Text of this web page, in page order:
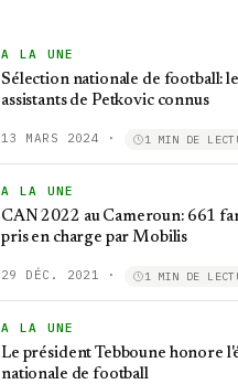
A LA UNE
Sélection nationale de football:
assistants de Petkovic connus
13 MARS 2024 · 1 MIN DE
A LA UNE
CAN 2022 au Cameroun: 661
pris en charge par Mobilis
29 DÉC. 2021 · 1 MIN DE
A LA UNE
Le président Tebboune honore
nationale de football